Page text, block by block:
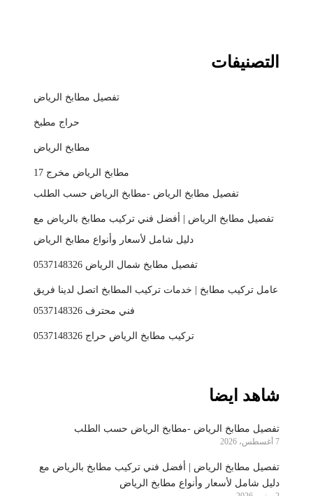
التصنيفات
تفصيل مطابخ الرياض
حراج مطبخ
مطابخ الرياض
مطابخ الرياض مخرج 17
تفصيل مطابخ الرياض -مطابخ الرياض حسب الطلب
تفصيل مطابخ الرياض | أفضل فني تركيب مطابخ بالرياض مع
دليل شامل لأسعار وأنواع مطابخ الرياض
تفصيل مطابخ شمال الرياض 0537148326
عامل تركيب مطابخ | خدمات تركيب المطابخ اتصل لدينا فريق
فني محترف 0537148326
تركيب مطابخ الرياض حراج 0537148326
شاهد ايضا
تفصيل مطابخ الرياض -مطابخ الرياض حسب الطلب
7 أغسطس، 2026
تفصيل مطابخ الرياض | أفضل فني تركيب مطابخ بالرياض مع
دليل شامل لأسعار وأنواع مطابخ الرياض